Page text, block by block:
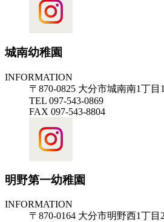
城南幼稚園
INFORMATION
〒870-0825 大分市城南南1丁目
TEL 097-543-0869
FAX 097-543-8804
明野第一幼稚園
INFORMATION
〒870-0164 大分市明野西1丁目